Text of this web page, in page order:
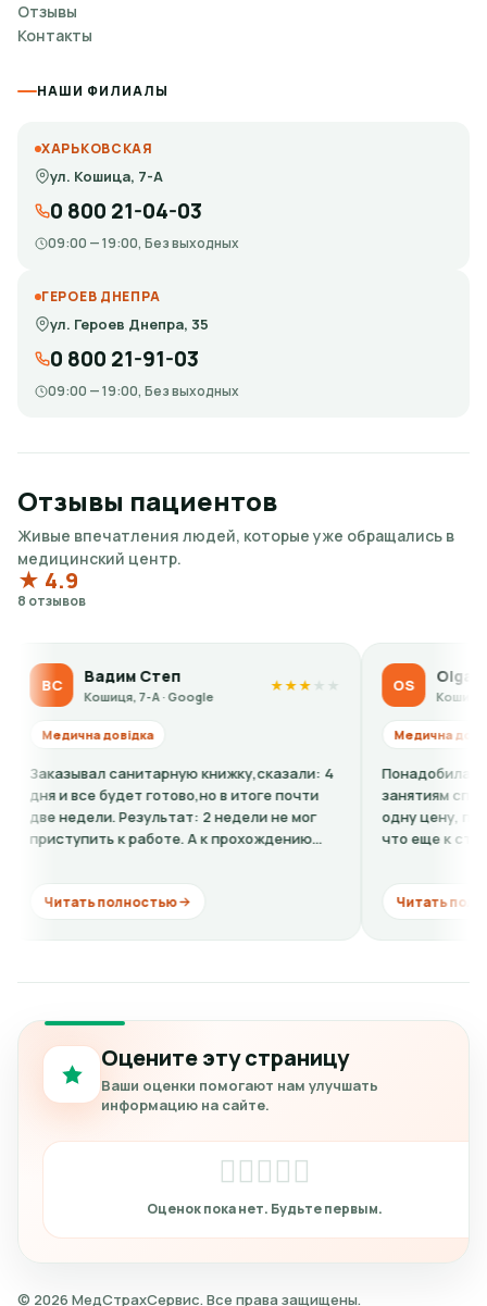
Отзывы
Контакты
НАШИ ФИЛИАЛЫ
ХАРЬКОВСКАЯ
ул. Кошица, 7-А
0 800 21-04-03
09:00 — 19:00, Без выходных
ГЕРОЕВ ДНЕПРА
ул. Героев Днепра, 35
0 800 21-91-03
09:00 — 19:00, Без выходных
Отзывы пациентов
Живые впечатления людей, которые уже обращались в
медицинский центр.
★ 4.9
8 отзывов
Вадим Степ
Кошиця, 7-А · Google
довідка
санитарную книжку,сказали: 4
будет готово,но в итоге почти
Результат: 2 недели не мог
к работе. А к прохождению
полностью
OS Olga Sidorova
Кошиця, 7-А ·
Медична довідка
Понадобилась ребенку
занятиям спортом. По
одну цену, по факту в
что еще к стоимости
Читать полностью
Оцените эту страницу
Ваши оценки помогают нам улучшать
информацию на сайте.
© 2026 МедСтрахСервис. Все права защищены.